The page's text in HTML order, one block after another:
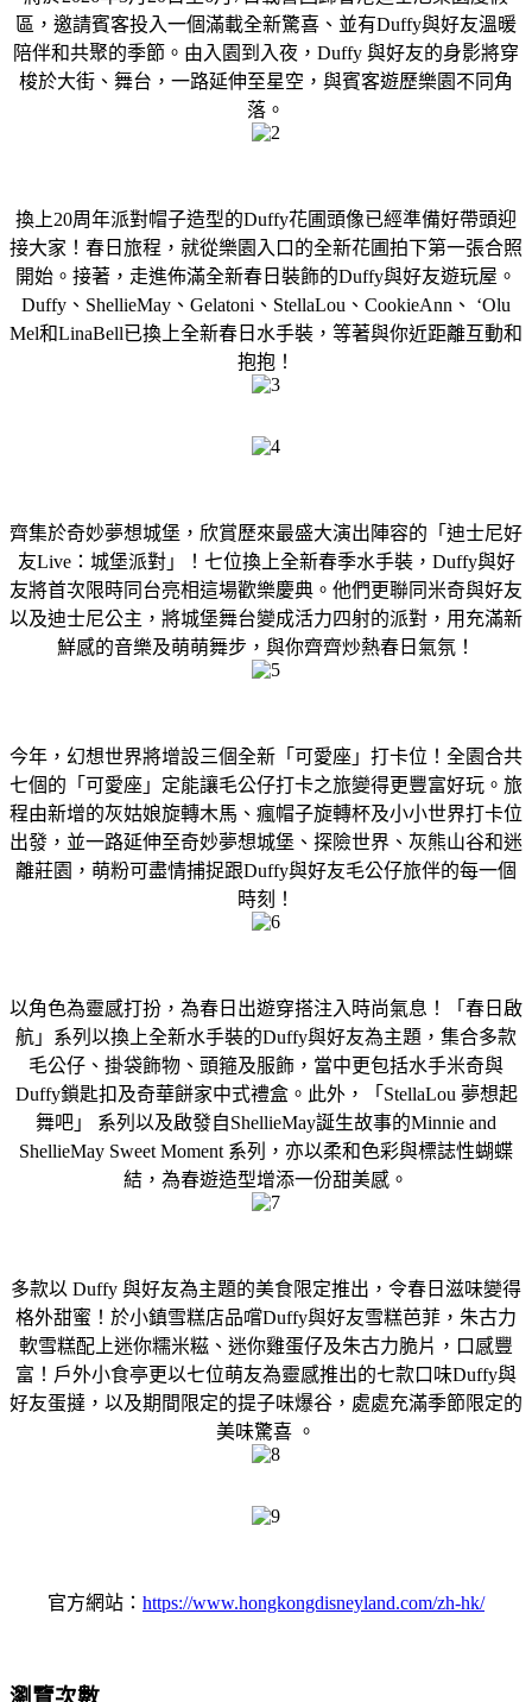
區，邀請賓客投入一個滿載全新驚喜、並有Duffy與好友溫暖
陪伴和共聚的季節。由入園到入夜，Duffy 與好友的身影將穿
梭於大街、舞台，一路延伸至星空，與賓客遊歷樂園不同角
落。
換上20周年派對帽子造型的Duffy花圃頭像已經準備好帶頭迎
接大家！春日旅程，就從樂園入口的全新花圃拍下第一張合照
開始。接著，走進佈滿全新春日裝飾的Duffy與好友遊玩屋。
Duffy、ShellieMay、Gelatoni、StellaLou、CookieAnn、 ‘Olu
Mel和LinaBell已換上全新春日水手裝，等著與你近距離互動和
抱抱！
齊集於奇妙夢想城堡，欣賞歷來最盛大演出陣容的「迪士尼好
友Live：城堡派對」！七位換上全新春季水手裝，Duffy與好
友將首次限時同台亮相這場歡樂慶典。他們更聯同米奇與好友
以及迪士尼公主，將城堡舞台變成活力四射的派對，用充滿新
鮮感的音樂及萌萌舞步，與你齊齊炒熱春日氣氛！
今年，幻想世界將增設三個全新「可愛座」打卡位！全園合共
七個的「可愛座」定能讓毛公仔打卡之旅變得更豐富好玩。旅
程由新增的灰姑娘旋轉木馬、瘋帽子旋轉杯及小小世界打卡位
出發，並一路延伸至奇妙夢想城堡、探險世界、灰熊山谷和迷
離莊園，萌粉可盡情捕捉跟Duffy與好友毛公仔旅伴的每一個
時刻！
以角色為靈感打扮，為春日出遊穿搭注入時尚氣息！「春日啟
航」系列以換上全新水手裝的Duffy與好友為主題，集合多款
毛公仔、掛袋飾物、頭箍及服飾，當中更包括水手米奇與
Duffy鎖匙扣及奇華餅家中式禮盒。此外，「StellaLou 夢想起
舞吧」 系列以及啟發自ShellieMay誕生故事的Minnie and
ShellieMay Sweet Moment 系列，亦以柔和色彩與標誌性蝴蝶
結，為春遊造型增添一份甜美感。
多款以 Duffy 與好友為主題的美食限定推出，令春日滋味變得
格外甜蜜！於小鎮雪糕店品嚐Duffy與好友雪糕芭菲，朱古力
軟雪糕配上迷你糯米糍、迷你雞蛋仔及朱古力脆片，口感豐
富！戶外小食亭更以七位萌友為靈感推出的七款口味Duffy與
好友蛋撻，以及期間限定的提子味爆谷，處處充滿季節限定的
美味驚喜 。
官方網站： https://www.hongkongdisneyland.com/zh-hk/
瀏覽次數